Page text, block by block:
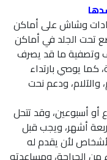
وشاش على أماكن
تحت الجلد في أماكن
وتصفية ما قد يصرف
كما يوصي بارتداء
ودعم نحت
أو أسبوعين، وقد تتحل
أشهر، ويجب قبل
لأن يقدم له